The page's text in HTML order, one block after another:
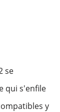
se
qui s'enfile
y